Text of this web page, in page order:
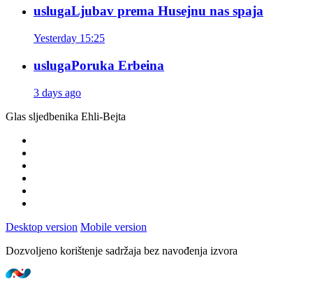
uslugaLjubav prema Husejnu nas spaja
Yesterday 15:25
uslugaPoruka Erbeina
3 days ago
Glas sljedbenika Ehli-Bejta
Desktop version Mobile version
Dozvoljeno korištenje sadržaja bez navođenja izvora